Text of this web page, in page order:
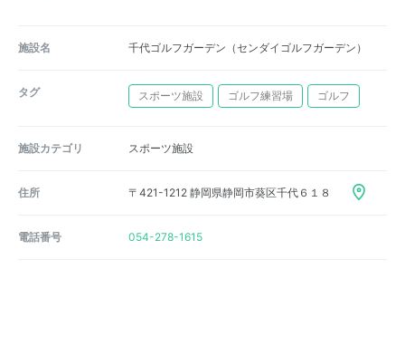
施設名 千代ゴルフガーデン（センダイゴルフガーデン）
タグ スポーツ施設 ゴルフ練習場 ゴルフ
施設カテゴリ スポーツ施設
住所 〒421-1212 静岡県静岡市葵区千代６１８
電話番号 054-278-1615